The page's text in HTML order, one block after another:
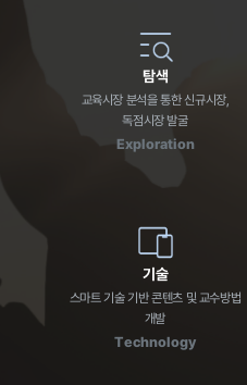
탐색
교육시장 분석을 통한 신규시장,
독점시장 발굴
Exploration
기술
스마트 기술 기반 콘텐츠 및 교수방법
개발
Technology